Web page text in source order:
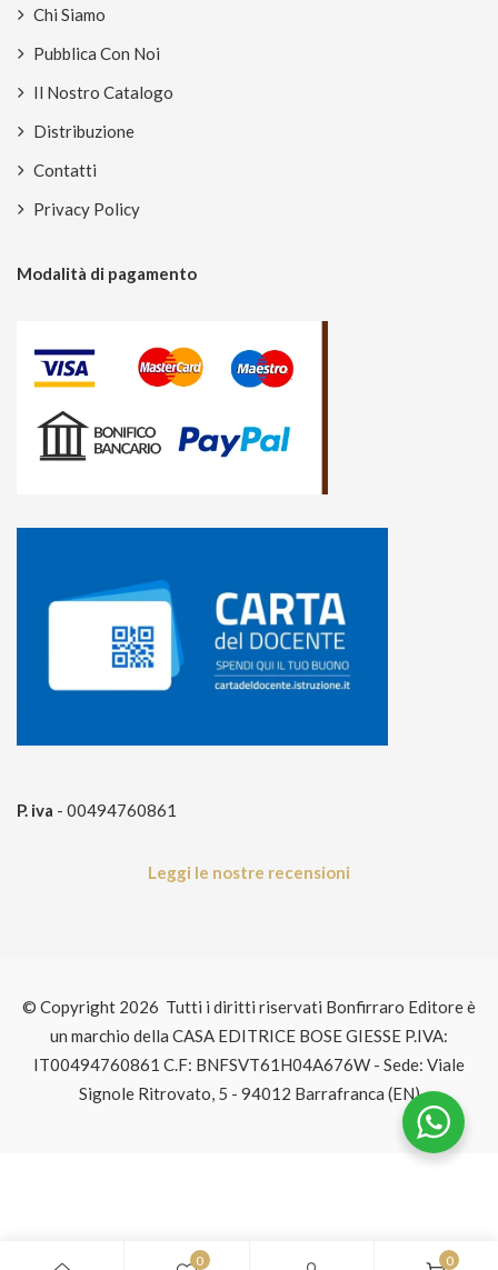
0 0
Chi Siamo
Pubblica Con Noi
Il Nostro Catalogo
Distribuzione
Contatti
Privacy Policy
Modalità di pagamento
P. iva - 00494760861
Leggi le nostre recensioni
© Copyright 2026 Tutti i diritti riservati Bonfirraro Editore è
un marchio della CASA EDITRICE BOSE GIESSE P.IVA:
IT00494760861 C.F: BNFSVT61H04A676W - Sede: Viale
Signole Ritrovato, 5 - 94012 Barrafranca (EN)